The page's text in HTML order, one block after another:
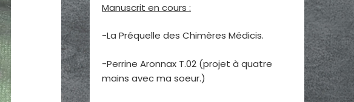
Manuscrit en cours :
-La Préquelle des Chimères Médicis.
-Perrine Aronnax T.02 (projet à quatre
mains avec ma soeur.)